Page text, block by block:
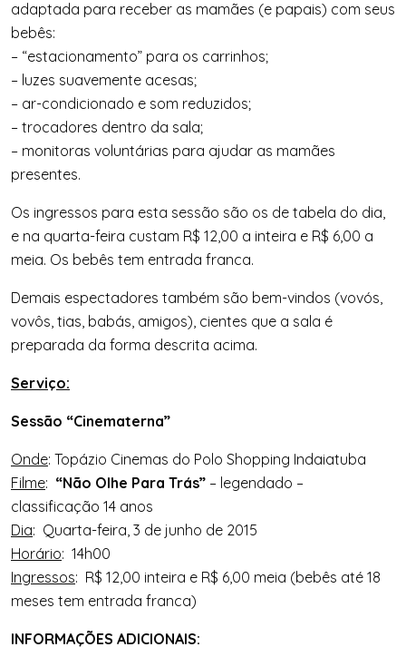
adaptada para receber as mamães (e papais) com seus
bebês:
– “estacionamento” para os carrinhos;
– luzes suavemente acesas;
– ar-condicionado e som reduzidos;
– trocadores dentro da sala;
– monitoras voluntárias para ajudar as mamães
presentes.
Os ingressos para esta sessão são os de tabela do dia,
e na quarta-feira custam R$ 12,00 a inteira e R$ 6,00 a
meia. Os bebês tem entrada franca.
Demais espectadores também são bem-vindos (vovós,
vovôs, tias, babás, amigos), cientes que a sala é
preparada da forma descrita acima.
Serviço:
Sessão “Cinematerna”
Onde: Topázio Cinemas do Polo Shopping Indaiatuba
Filme: “Não Olhe Para Trás” – legendado –
classificação 14 anos
Dia: Quarta-feira, 3 de junho de 2015
Horário: 14h00
Ingressos: R$ 12,00 inteira e R$ 6,00 meia (bebês até 18
meses tem entrada franca)
INFORMAÇÕES ADICIONAIS: